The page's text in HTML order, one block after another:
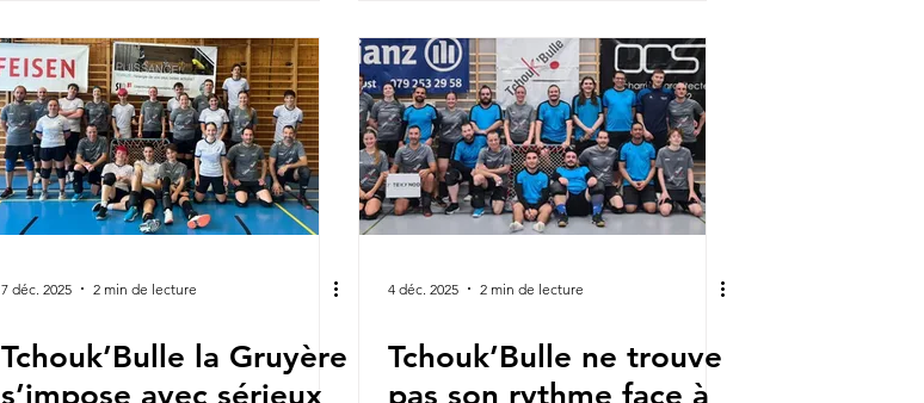
7 déc. 2025 2 min de lecture
Tchouk’Bulle la Gruyère
s’impose avec sérieux
4 déc. 2025 2 min de lecture
Tchouk’Bulle ne trouve
pas son rythme face à